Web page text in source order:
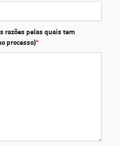
razões pelas quais tem
processo)*